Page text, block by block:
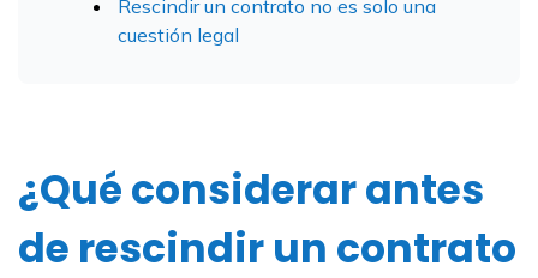
Rescindir un contrato no es solo una
cuestión legal
¿Qué considerar antes
de rescindir un contrato